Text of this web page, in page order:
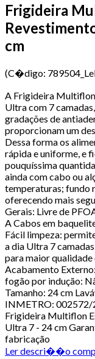
Frigideira
cm
(C�digo:
A Frigideira Multiflon
Ultra com 7
gradações de
proporcionam um
Dessa forma os
rápida e uniforme, e
pouquíssima
ainda com cabo ou
temperaturas; fundo
oferecendo mais
Gerais: Livre de
A Cabos em
Fácil limpeza:
a dia Ultra 7
para maior
Acabamento
fogão por indução:
Tamanho: 24 cm
INMETRO: 002572/
Frigideira Multiflon
Ultra 7 - 24 cm
fabricação
Ler descri��o